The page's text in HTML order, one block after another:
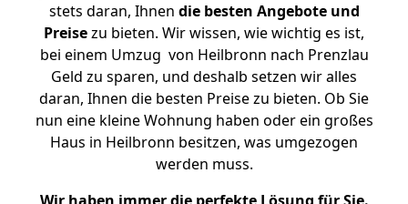
stets daran, Ihnen die besten Angebote und
Preisezu bieten. Wir wissen, wie wichtig es ist,
bei einem Umzug von Heilbronn nach Prenzlau
Geld zu sparen, und deshalb setzen wir alles
daran, Ihnen die besten Preise zu bieten. Ob Sie
nun eine kleine Wohnung haben oder ein großes
Haus in Heilbronn besitzen, was umgezogen
werden muss.